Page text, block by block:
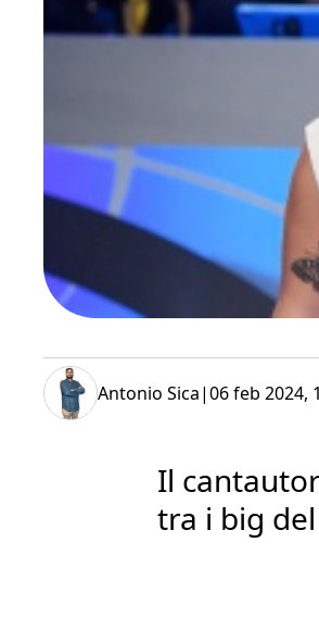
Antonio Sica|06 feb 2024,
Il
tra i big